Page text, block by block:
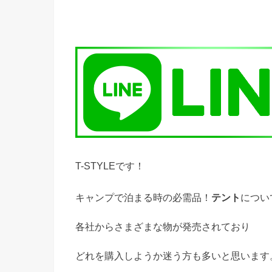
T-STYLEです！
キャンプで泊まる時の必需品！ テント につい
各社からさまざまな物が発売されており
どれを購入しようか迷う方も多いと思います